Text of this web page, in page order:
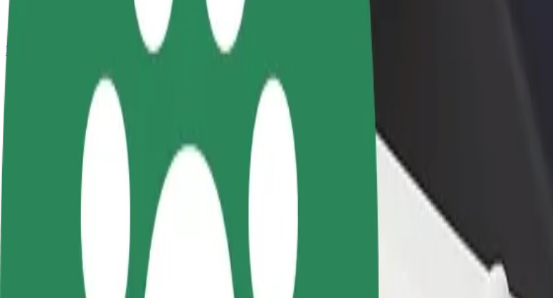
Bolt Plus
สิทธิประโยชน์
คำถามที่พบบ่อย
สมัครเป็นคนส่งพัสดุ
ส่งอาหารและรับรายได้
ทุกสัปดาห์
ลูกค้ามากขึ้น
ลงทะเบียนเป็นเจ้าของฟลีท
เพิ่มรายได้ด้วยการเพิ่มฟลีทของ
คุณใน Bolt